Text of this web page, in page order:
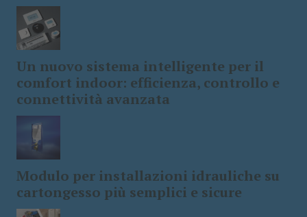
Un nuovo sistema intelligente per il
comfort indoor: efficienza, controllo e
connettività avanzata
Modulo per installazioni idrauliche su
cartongesso più semplici e sicure